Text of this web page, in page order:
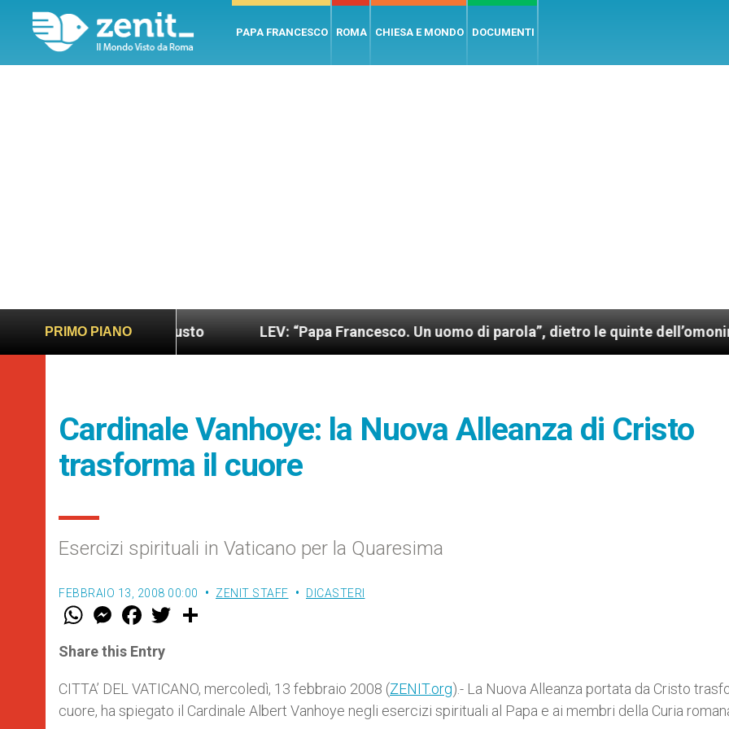
PAPA FRANCESCO ROMA CHIESA E MONDO DOCUMENTI
PRIMO PIANO
più sano e giusto LEV: “Papa Francesco. Un uomo di parola”, dietro le quinte dell’omonimo film di
Cardinale Vanhoye: la Nuova Alleanza di Cristo
trasforma il cuore
Esercizi spirituali in Vaticano per la Quaresima
FEBBRAIO 13, 2008 00:00 ZENIT STAFF DICASTERI
W
t
s
p
p
M
e
s
e
g
e
r
F
a
e
b
o
k
w
r
Share this Entry
CITTA’ DEL VATICANO, mercoledì, 13 febbraio 2008 (ZENIT.org).- La Nuova Alleanza portata da Cristo
cuore, ha spiegato il Cardinale Albert Vanhoye negli esercizi spirituali al Papa e ai membri della Curia